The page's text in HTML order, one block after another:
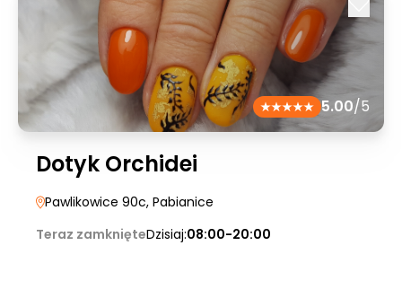
5.00/5
Dotyk Orchidei
Pawlikowice 90c, Pabianice
Teraz zamknięteDzisiaj:08:00-20:00